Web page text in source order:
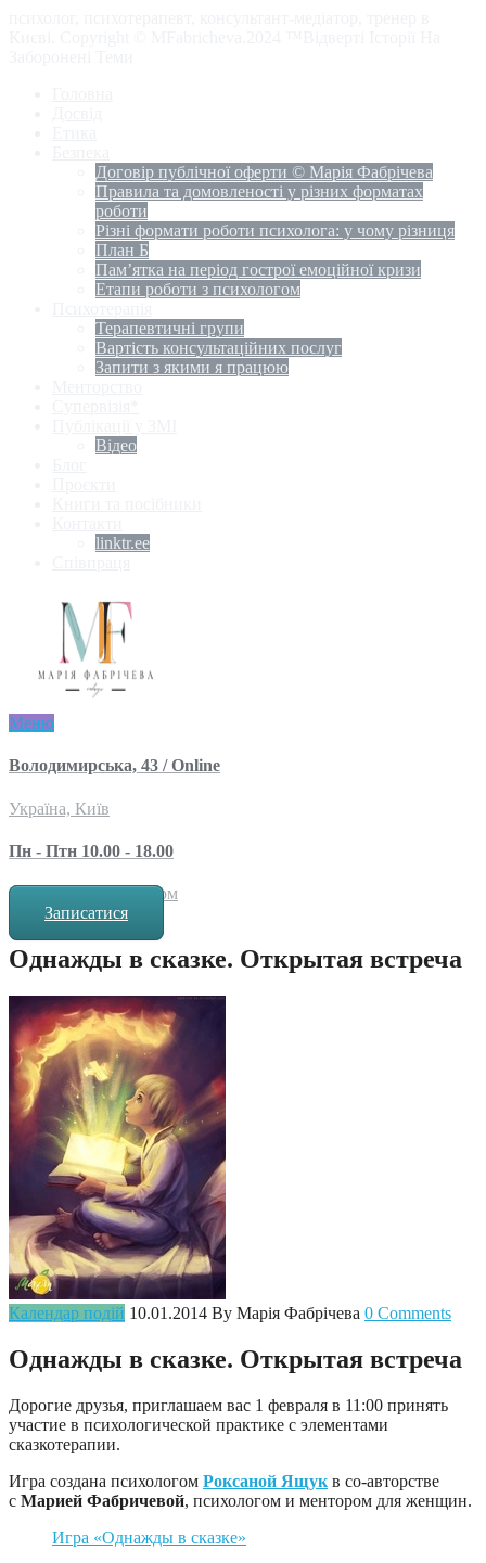
Договір публічної оферти © Марія Фабрічева
Правила та домовленості у різних форматах
роботи
Різні формати роботи психолога: у чому різниця
План Б
Пам’ятка на період гострої емоційної кризи
Етапи роботи з психологом
Терапевтичні групи
Вартість консультаційних послуг
Запити з якими я працюю
Відео
linktr.ee
Меню
Володимирська, 43 / Online
Україна, Київ
Пн - Птн 10.00 - 18.00
за попереднім записом
Записатися
Однажды в сказке. Открытая встреча
Календар подій 10.01.2014 By Марія Фабрічева 0 Comments
Однажды в сказке. Открытая встреча
Дорогие друзья, приглашаем вас 1 февраля в 11:00 принять
участие в психологической практике с элементами
сказкотерапии.
Игра создана психологом Роксаной Ящук в со-авторстве
с Марией Фабричевой, психологом и ментором для женщин.
Игра «Однажды в сказке»